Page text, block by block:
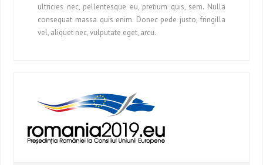
ultricies nec, pellentesque eu, pretium quis, sem. Nulla
consequat massa quis enim. Donec pede justo, fringilla
vel, aliquet nec, vulputate eget, arcu.